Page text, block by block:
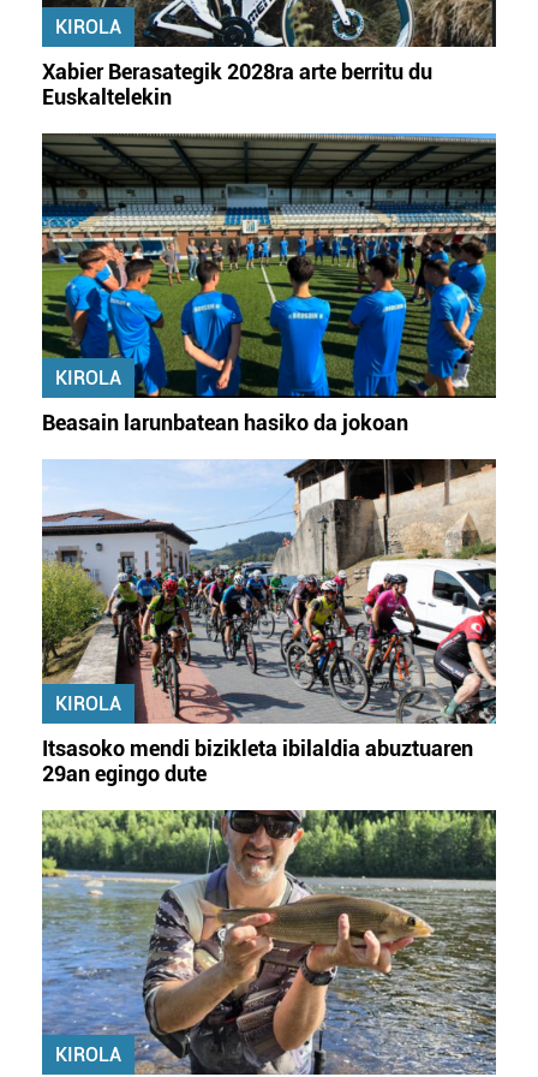
irakurri
KIROLA
Xabier Berasategik 2028ra arte berritu du
Euskaltelekin
KIROLA
Beasain larunbatean hasiko da jokoan
KIROLA
Itsasoko mendi bizikleta ibilaldia abuztuaren
29an egingo dute
KIROLA